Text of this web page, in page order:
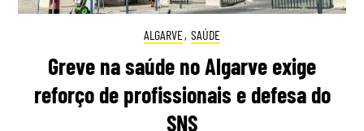
ALGARVE, SAÚDE
Greve na saúde no Algarve exige
reforço de profissionais e defesa do
SNS